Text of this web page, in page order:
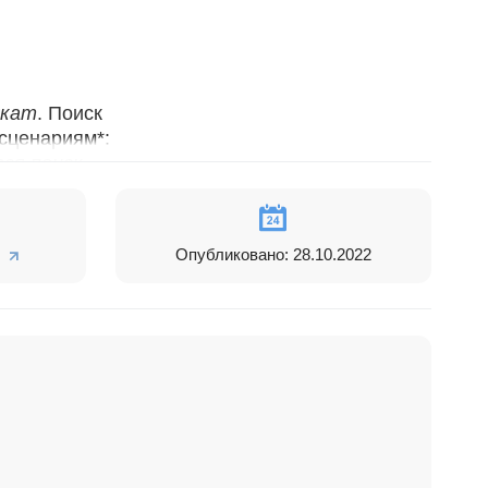
. Поиск
поиск
не
будет
Опубликовано: 28.10.2022